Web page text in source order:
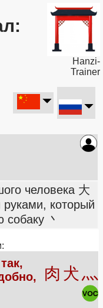
Hanzi-
Trainer
человека 大
который
丶
肉 犬 灬